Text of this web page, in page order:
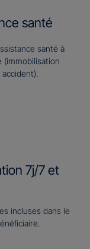
santé
santé à
(immobilisation
7j/7 et
incluses dans le